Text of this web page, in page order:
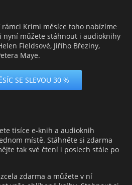
rámci Krimi měsíce toho nabízíme
nyní můžete stáhnout i audioknihy
Fieldsové, Jiřího Březiny,
Maye.
SE SLEVOU 30 %
tisíce e-knih a audioknih
místě. Stáhněte si zdarma
tak své čtení i poslech stále po
zdarma a můžete v ní